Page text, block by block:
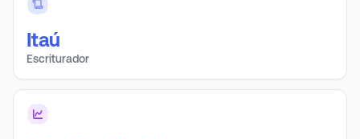
Itaú
Escriturador